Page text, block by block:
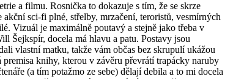
a filmu. Rosnička to dokazuje s tím, že se skrze
sci-fi plné, střelby, mrzačení, teroristů, vesmírných
Vizuál je maximálně poutavý a stejně jako třeba v
Šejkspír, docela má hlavu a patu. Postavy jsou
vlastní matku, takže vám občas bez skrupulí ukážou
knihy, kterou v závěru převrátí trapácky naruby
(a tím potažmo ze sebe) dělají debila a to mi docela